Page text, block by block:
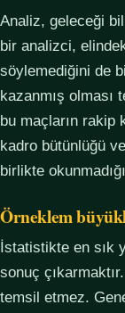
Analiz, geleceği
bir analizci,
söylemediğini de
kazanmış olması
bu maçların rakip
kadro bütünlüğü
birlikte
Örneklem
İstatistikte en sık
sonuç
temsil etmez.